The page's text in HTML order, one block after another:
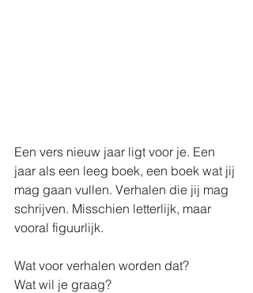
Een vers nieuw jaar ligt voor je. Een
jaar als een leeg boek, een boek wat jij
mag gaan vullen. Verhalen die jij mag
schrijven. Misschien letterlijk, maar
vooral figuurlijk.
Wat voor verhalen worden dat?
Wat wil je graag?